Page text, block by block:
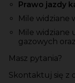
Prawo jazdy
Mile widziane
Mile widziane
gazowych
Masz pytania?
Skontaktuj się z